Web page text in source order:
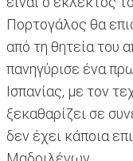
Πορτογάλος θα
από τη θητεία του
πανηγύρισε ένα
Ισπανίας, με τον
ξεκαθαρίζει σε
δεν έχει κάποια